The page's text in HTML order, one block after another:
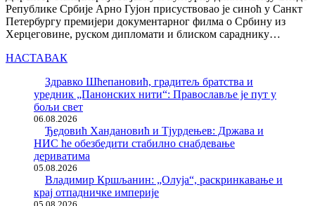
Републике Србије Арно Гујон присуствовао је синоћ у Санкт
Петербургу премијери документарног филма о Србину из
Херцеговине, руском дипломати и блиском сараднику…
НАСТАВАК
Здравко Шћепановић, градитељ братства и
уредник „Панонских нити“: Православље је пут у
бољи свет
06.08.2026
Ђедовић Хандановић и Тјурдењев: Држава и
НИС ће обезбедити стабилно снабдевање
дериватима
05.08.2026
Владимир Кршљанин: „Олуја“, раскринкавање и
крај отпадничке империје